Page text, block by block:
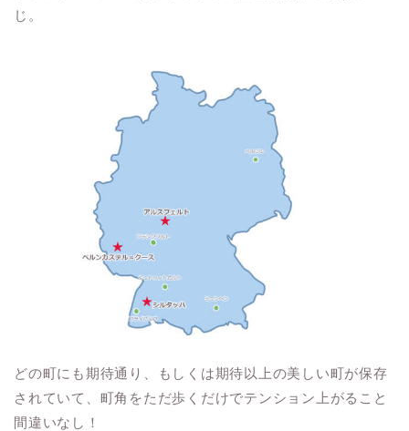
じ。
どの町にも期待通り、もしくは期待以上の美しい町が保存
されていて、町角をただ歩くだけでテンション上がること
間違いなし！